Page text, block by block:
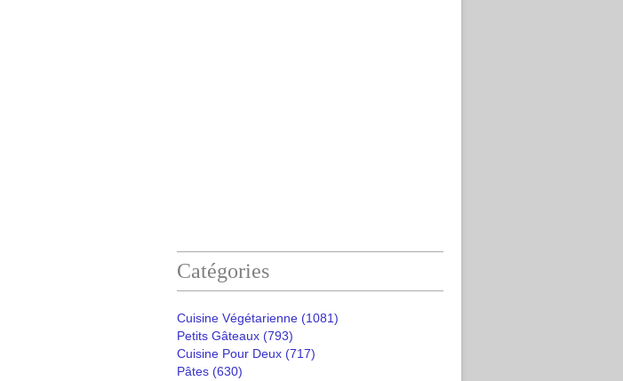
Catégories
Cuisine Végétarienne (1081)
Petits Gâteaux (793)
Cuisine Pour Deux (717)
Pâtes (630)